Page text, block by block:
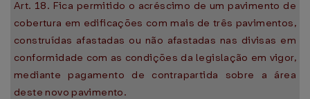
Art. 18. Fica permitido o acréscimo de um pavimento de
cobertura em edificações com mais de três pavimentos,
construídas afastadas ou não afastadas nas divisas em
conformidade com as condições da legislação em vigor,
mediante pagamento de contrapartida sobre a área
deste novo pavimento.